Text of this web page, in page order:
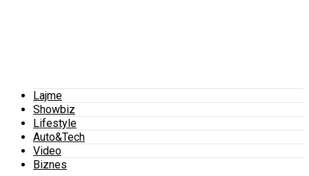
Lajme
Showbiz
Lifestyle
Auto&Tech
Video
Biznes